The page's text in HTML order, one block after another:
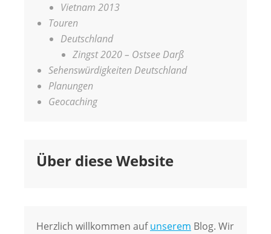
Vietnam 2013
Touren
Deutschland
Zingst 2020 – Ostsee Darß
Sehenswürdigkeiten Deutschland
Planungen
Geocaching
Über diese Website
Herzlich willkommen aufunserem Blog. Wir